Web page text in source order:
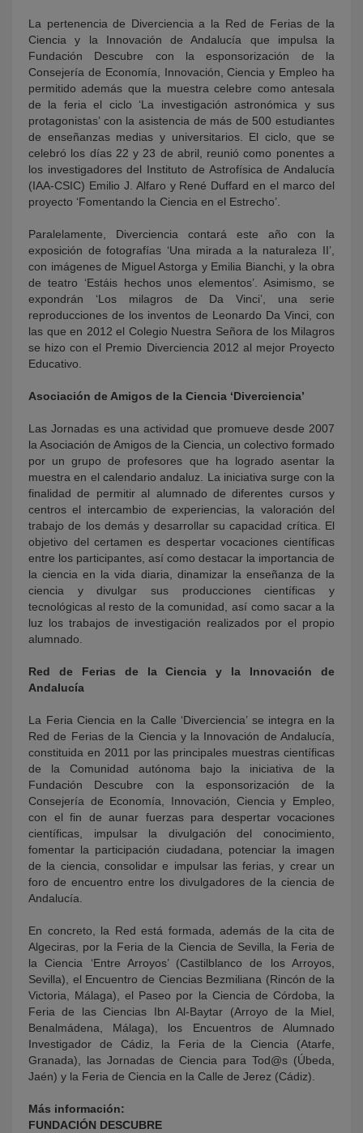
La pertenencia de Diverciencia a la Red de Ferias de la
Ciencia y la Innovación de Andalucía que impulsa la
Fundación Descubre con la esponsorización de la
Consejería de Economía, Innovación, Ciencia y Empleo ha
permitido además que la muestra celebre como antesala
de la feria el ciclo ‘La investigación astronómica y sus
protagonistas’ con la asistencia de más de 500 estudiantes
de enseñanzas medias y universitarios. El ciclo, que se
celebró los días 22 y 23 de abril, reunió como ponentes a
los investigadores del Instituto de Astrofísica de Andalucía
(IAA-CSIC) Emilio J. Alfaro y René Duffard en el marco del
proyecto ‘Fomentando la Ciencia en el Estrecho’.
Paralelamente, Diverciencia contará este año con la
exposición de fotografías ‘Una mirada a la naturaleza II’,
con imágenes de Miguel Astorga y Emilia Bianchi, y la obra
de teatro ‘Estáis hechos unos elementos’. Asimismo, se
expondrán ‘Los milagros de Da Vinci’, una serie
reproducciones de los inventos de Leonardo Da Vinci, con
las que en 2012 el Colegio Nuestra Señora de los Milagros
se hizo con el Premio Diverciencia 2012 al mejor Proyecto
Educativo.
Asociación de Amigos de la Ciencia ‘Diverciencia’
Las Jornadas es una actividad que promueve desde 2007
la Asociación de Amigos de la Ciencia, un colectivo formado
por un grupo de profesores que ha logrado asentar la
muestra en el calendario andaluz. La iniciativa surge con la
finalidad de permitir al alumnado de diferentes cursos y
centros el intercambio de experiencias, la valoración del
trabajo de los demás y desarrollar su capacidad crítica. El
objetivo del certamen es despertar vocaciones científicas
entre los participantes, así como destacar la importancia de
la ciencia en la vida diaria, dinamizar la enseñanza de la
ciencia y divulgar sus producciones científicas y
tecnológicas al resto de la comunidad, así como sacar a la
luz los trabajos de investigación realizados por el propio
alumnado.
Red de Ferias de la Ciencia y la Innovación de
Andalucía
La Feria Ciencia en la Calle ‘Diverciencia’ se integra en la
Red de Ferias de la Ciencia y la Innovación de Andalucía,
constituida en 2011 por las principales muestras científicas
de la Comunidad autónoma bajo la iniciativa de la
Fundación Descubre con la esponsorización de la
Consejería de Economía, Innovación, Ciencia y Empleo,
con el fin de aunar fuerzas para despertar vocaciones
científicas, impulsar la divulgación del conocimiento,
fomentar la participación ciudadana, potenciar la imagen
de la ciencia, consolidar e impulsar las ferias, y crear un
foro de encuentro entre los divulgadores de la ciencia de
Andalucía.
En concreto, la Red está formada, además de la cita de
Algeciras, por la Feria de la Ciencia de Sevilla, la Feria de
la Ciencia ‘Entre Arroyos’ (Castilblanco de los Arroyos,
Sevilla), el Encuentro de Ciencias Bezmiliana (Rincón de la
Victoria, Málaga), el Paseo por la Ciencia de Córdoba, la
Feria de las Ciencias Ibn Al-Baytar (Arroyo de la Miel,
Benalmádena, Málaga), los Encuentros de Alumnado
Investigador de Cádiz, la Feria de la Ciencia (Atarfe,
Granada), las Jornadas de Ciencia para Tod@s (Úbeda,
Jaén) y la Feria de Ciencia en la Calle de Jerez (Cádiz).
Más información:
FUNDACIÓN DESCUBRE